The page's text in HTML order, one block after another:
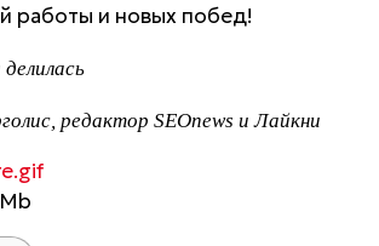
работы и новых побед!
редактор SEOnews и Лайкни